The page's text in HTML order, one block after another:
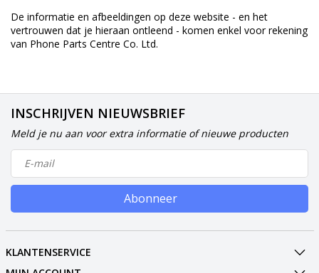
De informatie en afbeeldingen op deze website - en het
vertrouwen dat je hieraan ontleend - komen enkel voor rekening
van Phone Parts Centre Co. Ltd.
INSCHRIJVEN NIEUWSBRIEF
Meld je nu aan voor extra informatie of nieuwe producten
Abonneer
KLANTENSERVICE